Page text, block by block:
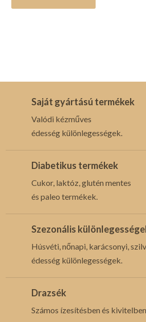
Saját gyártású termékek
Valódi kézműves
édesség különlegességek.
Diabetikus termékek
Cukor, laktóz, glutén mentes
és paleo termékek.
Szezonális
Húsvéti, nőnapi, karácsonyi,
édesség különlegességek.
Drazsék
Számos ízesítésben és